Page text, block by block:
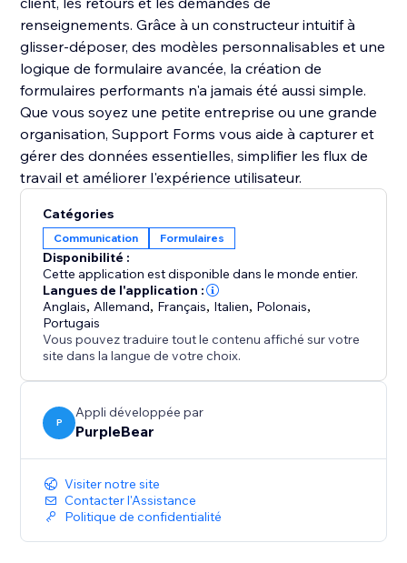
renseignements. Grâce à un constructeur intuitif à
glisser-déposer, des modèles personnalisables et une
logique de formulaire avancée, la création de
formulaires performants n'a jamais été aussi simple.
Que vous soyez une petite entreprise ou une grande
organisation, Support Forms vous aide à capturer et
gérer des données essentielles, simplifier les flux de
travail et améliorer l'expérience utilisateur.
Catégories
Communication Formulaires
Disponibilité :
Cette application est disponible dans le monde entier.
Langues de l'application :
Anglais, Allemand, Français, Italien, Polonais,
Portugais
Vous pouvez traduire tout le contenu affiché sur votre
site dans la langue de votre choix.
P
Appli développée par
PurpleBear
Visiter notre site
Contacter l'Assistance
Politique de confidentialité